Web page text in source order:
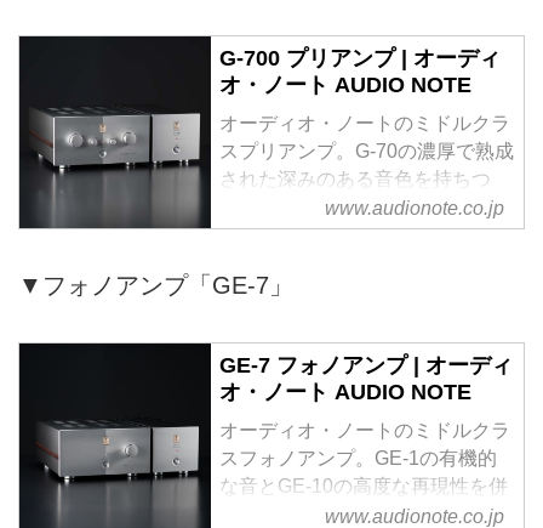
G-700 プリアンプ | オーディ
オ・ノート AUDIO NOTE
オーディオ・ノートのミドルクラ
スプリアンプ。G-70の濃厚で熟成
された深みのある音色を持ちつ
つ、G-1000のように緻密かつ広
大な音場、描写力を併せ持ってい
www.audionote.co.jp
▼フォノアンプ「GE-7」
GE-7 フォノアンプ | オーディ
オ・ノート AUDIO NOTE
オーディオ・ノートのミドルクラ
スフォノアンプ。GE-1の有機的
な音とGE-10の高度な再現性を併
せ持っています。www.audionote.co.jp